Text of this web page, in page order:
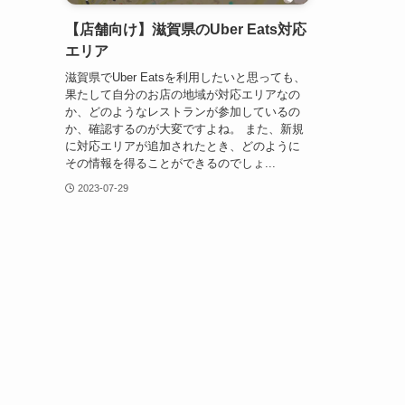
【店舗向け】滋賀県のUber Eats対応
エリア
滋賀県でUber Eatsを利用したいと思っても、
果たして自分のお店の地域が対応エリアなの
か、どのようなレストランが参加しているの
か、確認するのが大変ですよね。 また、新規
に対応エリアが追加されたとき、どのように
その情報を得ることができるのでしょ...
2023-07-29